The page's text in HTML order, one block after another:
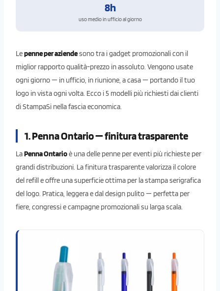
8h
uso medio in ufficio al giorno
Lepenne per aziendesono tra i gadget promozionali con il
miglior rapporto qualità-prezzo in assoluto. Vengono usate
ogni giorno — in ufficio, in riunione, a casa — portando il tuo
logo in vista ogni volta. Ecco i 5 modelli più richiesti dai clienti
di StampaSi nella fascia economica.
1. Penna Ontario — finitura trasparente
LaPenna Ontarioè una delle penne per eventi più richieste per
grandi distribuzioni. La finitura trasparente valorizza il colore
del refill e offre una superficie ottima per la stampa serigrafica
del logo. Pratica, leggera e dal design pulito — perfetta per
fiere, congressi e campagne promozionali su larga scala.